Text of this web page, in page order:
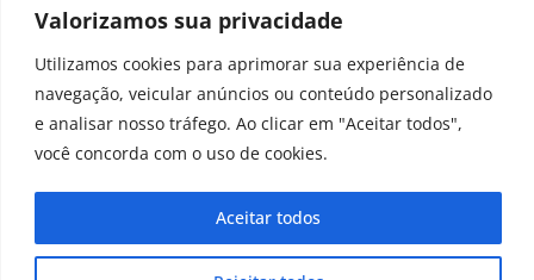
Valorizamos sua privacidade
Utilizamos cookies para aprimorar sua experiência de
navegação, veicular anúncios ou conteúdo personalizado
e analisar nosso tráfego. Ao clicar em "Aceitar todos",
você concorda com o uso de cookies.
Aceitar todos
iPhones antigos perdem recurso
importante e podem ficar mais lentos
julho 9, 2026
Copyright © 2025 - 2026curiosidadesonline.com.br